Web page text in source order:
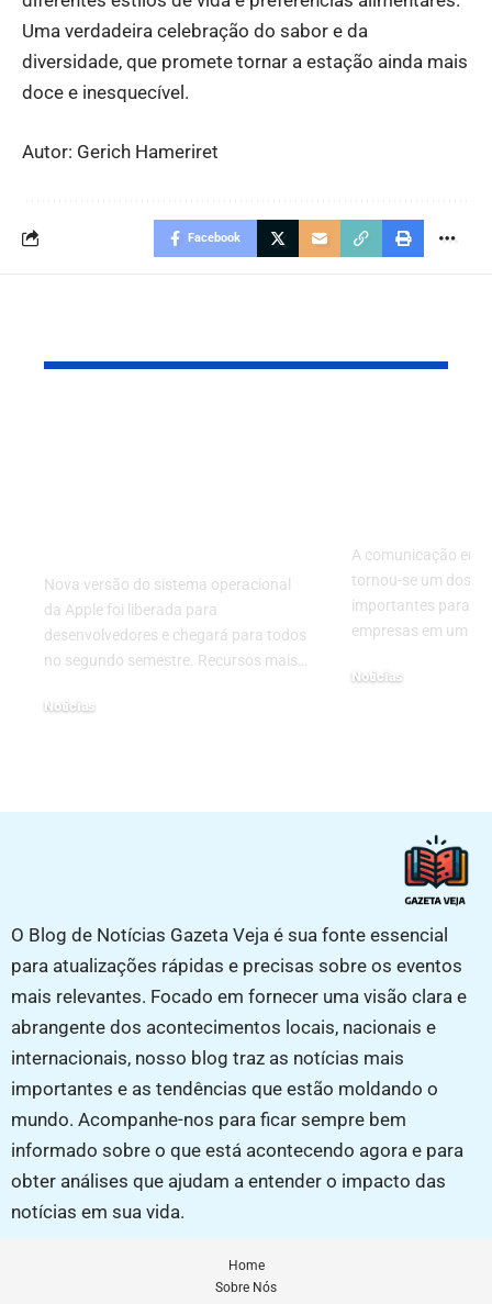
Uma verdadeira celebração do sabor e da
diversidade, que promete tornar a estação ainda mais
doce e inesquecível.
Autor: Gerich Hameriret
Facebook
Nova versão do sistema operacional
da Apple foi liberada para
desenvolvedores e chegará para todos
no segundo semestre. Recursos mais…
Noticias
A comunicação
tornou-se um dos
importantes para o
empresas em um
Noticias
O Blog de Notícias Gazeta Veja é sua fonte essencial
para atualizações rápidas e precisas sobre os eventos
mais relevantes. Focado em fornecer uma visão clara e
abrangente dos acontecimentos locais, nacionais e
internacionais, nosso blog traz as notícias mais
importantes e as tendências que estão moldando o
mundo. Acompanhe-nos para ficar sempre bem
informado sobre o que está acontecendo agora e para
obter análises que ajudam a entender o impacto das
notícias em sua vida.
Home
Sobre Nós